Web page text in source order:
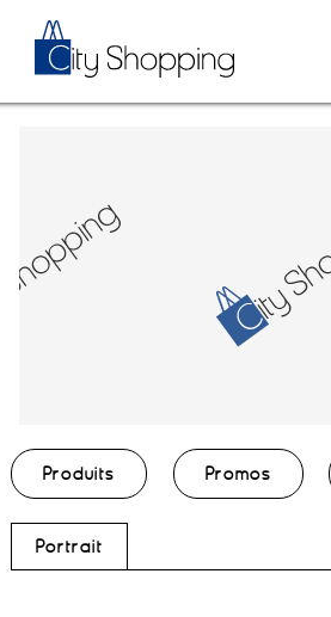
Produits Promos
Portrait